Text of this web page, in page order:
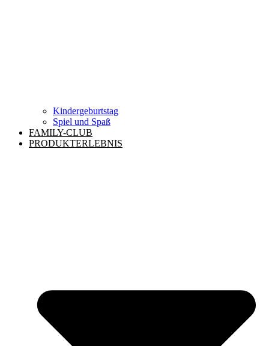
Kindergeburtstag
Spiel und Spaß
FAMILY-CLUB
PRODUKTERLEBNIS